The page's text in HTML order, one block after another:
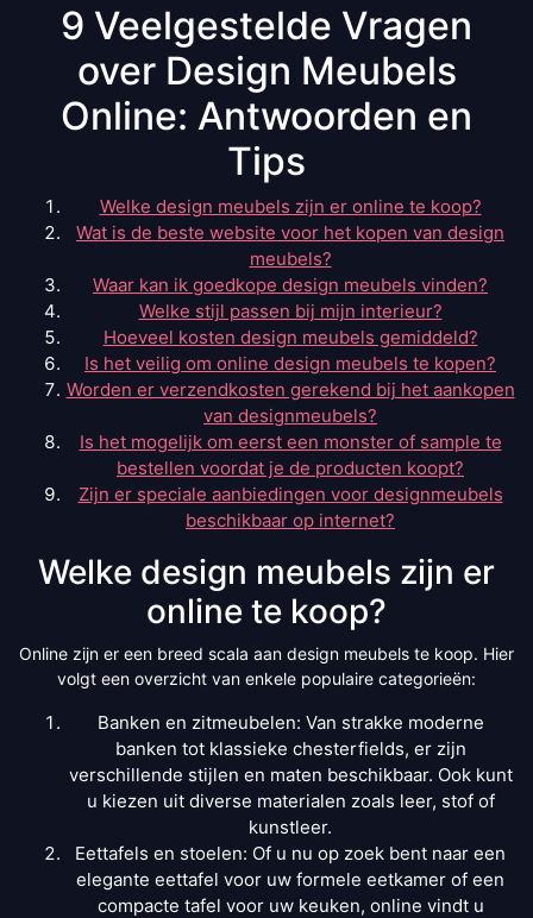
9 Veelgestelde Vragen
over Design Meubels
Online: Antwoorden en
Tips
Welke design meubels zijn er online te koop?
Wat is de beste website voor het kopen van design
meubels?
Waar kan ik goedkope design meubels vinden?
Welke stijl passen bij mijn interieur?
Hoeveel kosten design meubels gemiddeld?
Is het veilig om online design meubels te kopen?
Worden er verzendkosten gerekend bij het aankopen
van designmeubels?
Is het mogelijk om eerst een monster of sample te
bestellen voordat je de producten koopt?
Zijn er speciale aanbiedingen voor designmeubels
beschikbaar op internet?
Welke design meubels zijn er
online te koop?
Online zijn er een breed scala aan design meubels te koop. Hier
volgt een overzicht van enkele populaire categorieën:
Banken en zitmeubelen: Van strakke moderne
banken tot klassieke chesterfields, er zijn
verschillende stijlen en maten beschikbaar. Ook kunt
u kiezen uit diverse materialen zoals leer, stof of
kunstleer.
Eettafels en stoelen: Of u nu op zoek bent naar een
elegante eettafel voor uw formele eetkamer of een
compacte tafel voor uw keuken, online vindt u